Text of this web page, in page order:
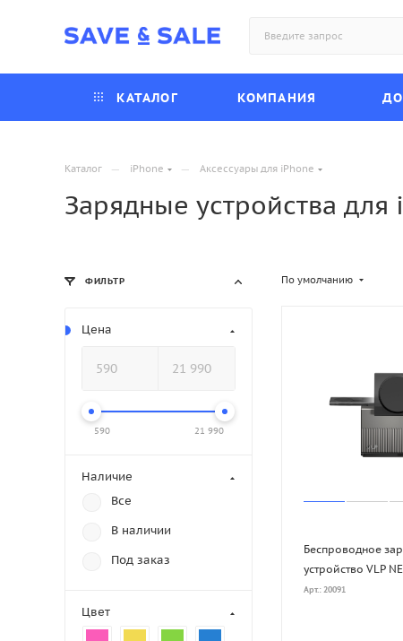
КАТАЛОГ КОМПАНИЯ
Каталог — iPhone — Аксессуары для iPhone
Зарядные устройства для
По умолчанию
Беспроводное
устройство VLP
Арт.: 20091
ФИЛЬТР
Цена
590 21 990
Наличие
Все
В наличии
Под заказ
Цвет